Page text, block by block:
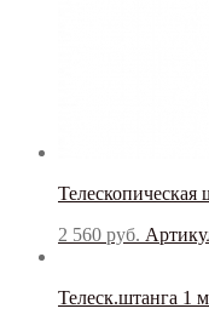
2 560 руб.
Телеск.штанга 1